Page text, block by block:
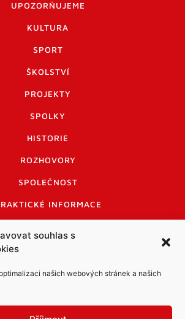
souhlas s
našich webových stránek a našich
UPOZORŇUJEME
KULTURA
SPORT
ŠKOLSTVÍ
PROJEKTY
SPOLKY
HISTORIE
ROZHOVORY
SPOLEČNOST
INFORMACE
A KODEX DISKUTUJÍCÍCH
A LOGO MANUÁL